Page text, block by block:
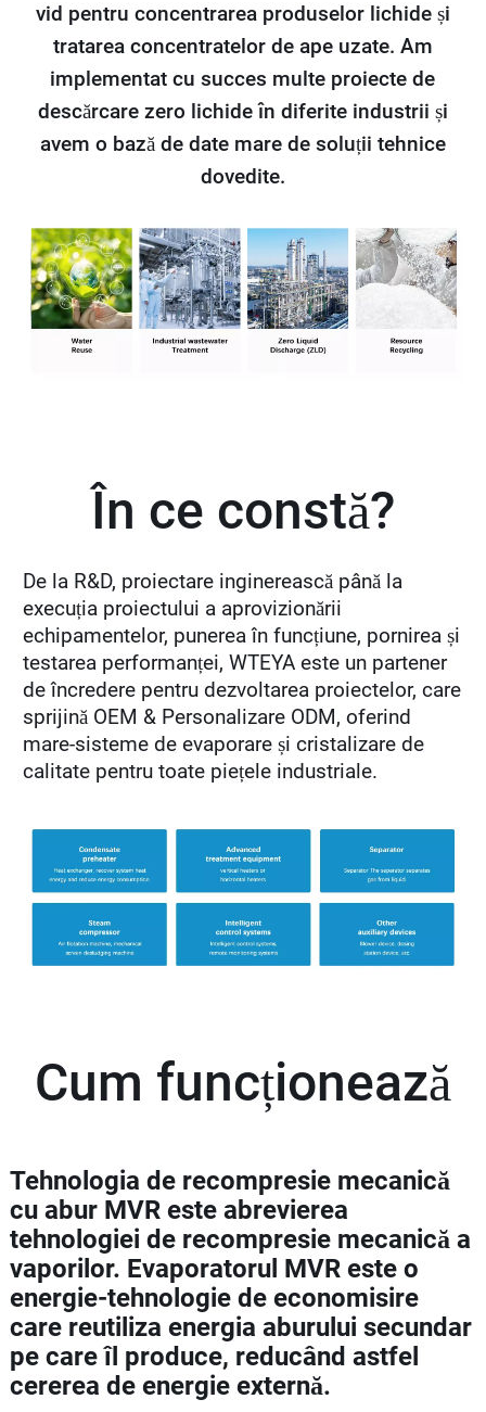
vid pentru concentrarea produselor lichide și
tratarea concentratelor de ape uzate. Am
implementat cu succes multe proiecte de
descărcare zero lichide în diferite industrii și
avem o bază de date mare de soluții tehnice
dovedite.
În ce constă?
De la R&D, proiectare inginerească până la
execuția proiectului a aprovizionării
echipamentelor, punerea în funcțiune, pornirea și
testarea performanței, WTEYA este un partener
de încredere pentru dezvoltarea proiectelor, care
sprijină OEM & Personalizare ODM, oferind
mare-sisteme de evaporare și cristalizare de
calitate pentru toate piețele industriale.
Cum funcționează
Tehnologia de recompresie mecanică
cu abur MVR este abrevierea
tehnologiei de recompresie mecanică a
vaporilor. Evaporatorul MVR este o
energie-tehnologie de economisire
care reutiliza energia aburului secundar
pe care îl produce, reducând astfel
cererea de energie externă.